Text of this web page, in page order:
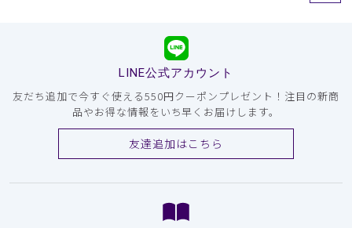
LINE公式アカウント
友だち追加で今すぐ使える550円クーポンプレゼント！注目の新商
品やお得な情報をいち早くお届けします。
友達追加はこちら